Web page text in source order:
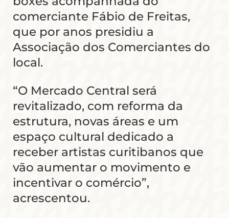
comerciante Fábio de Freitas,
que por anos presidiu a
Associação dos Comerciantes do
local.
“O Mercado Central será
revitalizado, com reforma da
estrutura, novas áreas e um
espaço cultural dedicado a
receber artistas curitibanos que
vão aumentar o movimento e
incentivar o comércio”,
acrescentou.